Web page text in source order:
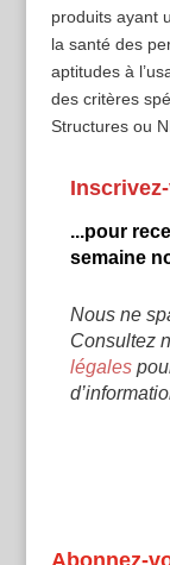
produits ayant
la santé des
aptitudes à
des critères
Structures ou
...pour
semaine
Nous ne
Consultez
légales